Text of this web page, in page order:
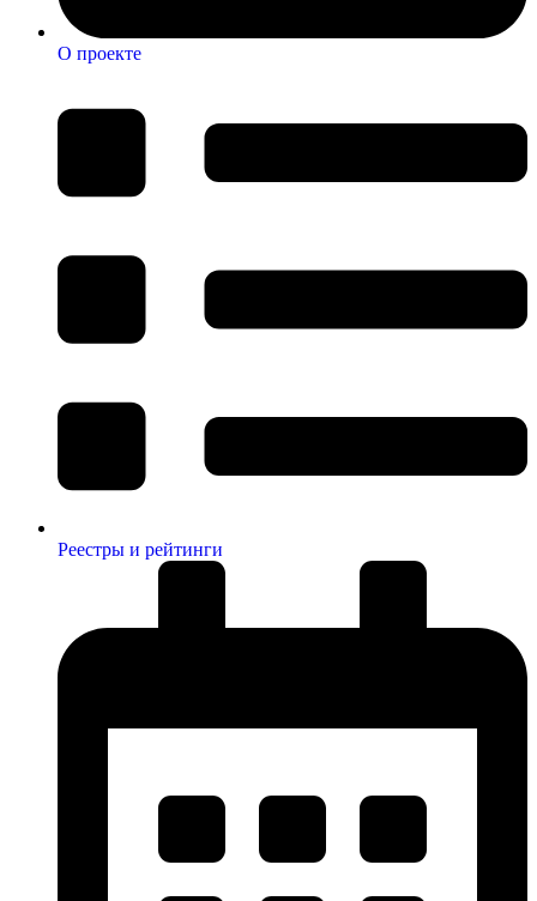
О проекте
Реестры и рейтинги